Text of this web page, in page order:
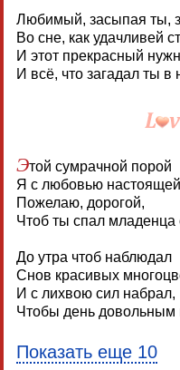
Любимый, засыпая ты,
Во сне, как удачливей
И этот прекрасный
И всё, что загадал ты в
Этой сумрачной порой
Я с любовью настоящей
Пожелаю, дорогой,
Чтоб ты спал младенца
До утра чтоб наблюдал
Снов красивых
И с лихвою сил набрал,
Чтобы день довольным
Показать еще 10